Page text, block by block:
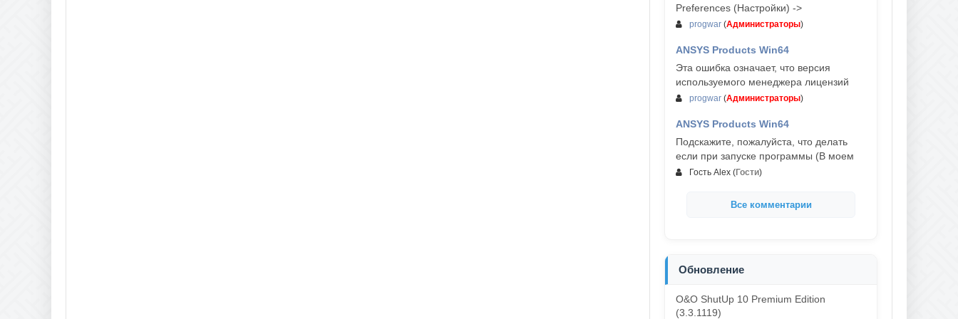
Preferences (Настройки) ->
progwar (Администраторы)
ANSYS Products Win64
Эта ошибка означает, что версия
используемого менеджера лицензий
progwar (Администраторы)
ANSYS Products Win64
Подскажите, пожалуйста, что делать
если при запуске программы (В моем
Гость Alex (Гости)
Все комментарии
Обновление
O&O ShutUp 10 Premium Edition
(3.3.1119)